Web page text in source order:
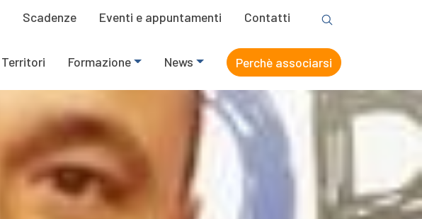
Scadenze Eventi e appuntamenti Contatti
Territori Formazione News Perchè associarsi